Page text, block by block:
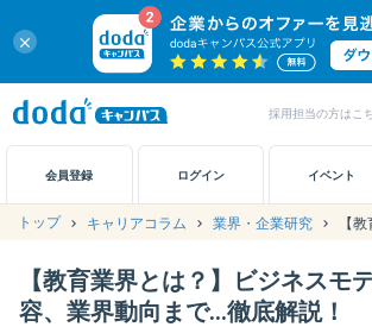
close
会員登録 ログイン イベント
採用担当の方はこ
キャリアノート
アカウント設定
お問い合わせ
トップ キャリアコラム 業界・企業研究 【教育業界
【教育業界とは？】ビジネスモ
容、業界動向まで…徹底解説！